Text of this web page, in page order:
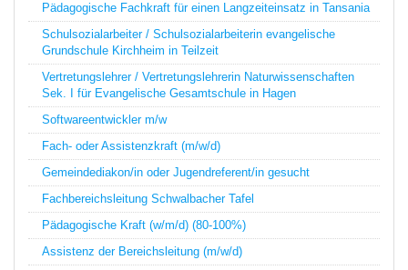
Pädagogische Fachkraft für einen Langzeiteinsatz in Tansania
Schulsozialarbeiter / Schulsozialarbeiterin evangelische
Grundschule Kirchheim in Teilzeit
Vertretungslehrer / Vertretungslehrerin Naturwissenschaften
Sek. I für Evangelische Gesamtschule in Hagen
Softwareentwickler m/w
Fach- oder Assistenzkraft (m/w/d)
Gemeindediakon/in oder Jugendreferent/in gesucht
Fachbereichsleitung Schwalbacher Tafel
Pädagogische Kraft (w/m/d) (80-100%)
Assistenz der Bereichsleitung (m/w/d)